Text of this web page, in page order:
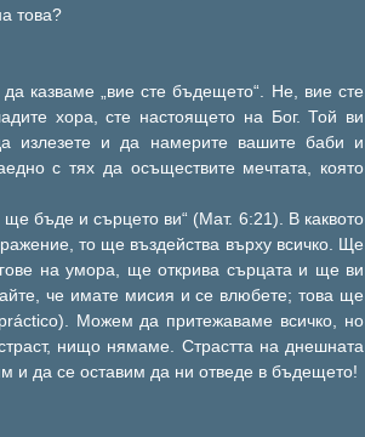
това?
казваме „вие сте бъдещето“. Не, вие сте
хора, сте настоящето на Бог. Той ви
излезете и да намерите вашите баби и
с тях да осъществите мечтата, която
бъде и сърцето ви“ (Мат. 6:21). В каквото
то ще въздейства върху всичко. Ще
на умора, ще открива сърцата и ще ви
че имате мисия и се влюбете; това ще
Можем да притежаваме всичко, но
нищо нямаме. Страстта на днешната
и да се оставим да ни отведе в бъдещето!